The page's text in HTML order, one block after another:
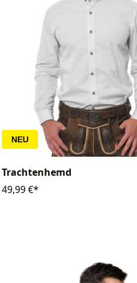
NEU
Trachtenhemd
49,99 €*